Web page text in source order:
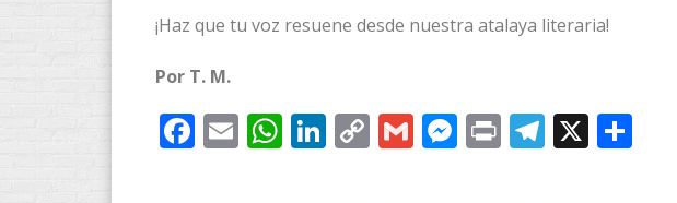
​¡Haz que tu voz resuene desde nuestra atalaya literaria!
Por T. M.
Facebook
EmailWhatsApp
LinkedIn
CopyGmailMessenger
PrintTelegram
X